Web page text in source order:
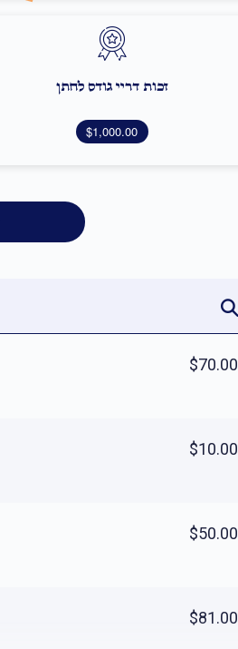
זכות דריי גודס לחתן
$1,000.00
$70.00
$10.00
$50.00
$81.00